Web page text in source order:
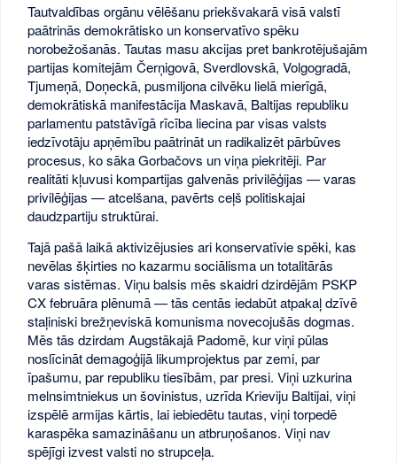
Tautvaldības orgānu vēlēšanu priekšvakarā visā valstī
paātrinās demokrātisko un konservatīvo spēku
norobežošanās. Tautas masu akcijas pret bankrotējušajām
partijas komitejām Čerņigovā, Sverdlovskā, Volgogradā,
Tjumeņā, Doņeckā, pusmiljona cilvēku lielā mierīgā,
demokrātiskā manifestācija Maskavā, Baltijas republiku
parlamentu patstāvīgā rīcība liecina par visas valsts
iedzīvotāju apņēmību paātrināt un radikalizēt pārbūves
procesus, ko sāka Gorbačovs un viņa piekritēji. Par
realitāti kļuvusi kompartijas galvenās privilēģijas — varas
privilēģijas — atcelšana, pavērts ceļš politiskajai
daudzpartiju struktūrai.
Tajā pašā laikā aktivizējusies ari konservatīvie spēki, kas
nevēlas šķirties no kazarmu sociālisma un totalitārās
varas sistēmas. Viņu balsis mēs skaidri dzirdējām PSKP
CX februāra plēnumā — tās centās iedabūt atpakaļ dzīvē
staļiniski brežņeviskā komunisma novecojušās dogmas.
Mēs tās dzirdam Augstākajā Padomē, kur viņi pūlas
noslīcināt demagoģijā likumprojektus par zemi, par
īpašumu, par republiku tiesībām, par presi. Viņi uzkurina
melnsimtniekus un šovinistus, uzrīda Krieviju Baltijai, viņi
izspēlē armijas kārtis, lai iebiedētu tautas, viņi torpedē
karaspēka samazināšanu un atbruņošanos. Viņi nav
spējīgi izvest valsti no strupceļa.